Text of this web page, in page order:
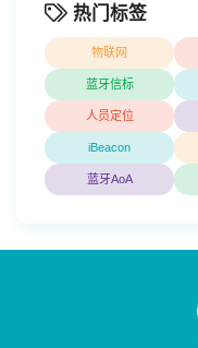
热门标签
物联网
蓝牙信标
人员定位
iBeacon
蓝牙AoA